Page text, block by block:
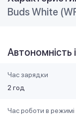
Buds White
Автономність
Час зарядки
2 год
Час роботи в